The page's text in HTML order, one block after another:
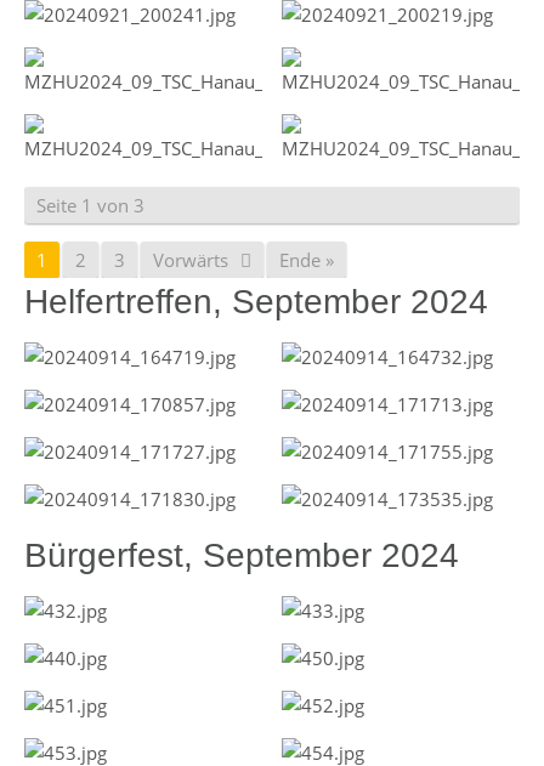
Seite 1 von 3
1 2 3 Vorwärts Ende »
Helfertreffen, September 2024
Bürgerfest, September 2024